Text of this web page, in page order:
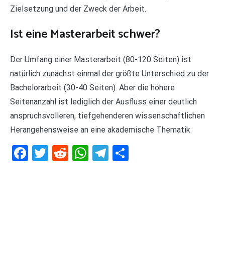
Zielsetzung und der Zweck der Arbeit.
Ist eine Masterarbeit schwer?
Der Umfang einer Masterarbeit (80-120 Seiten) ist
natürlich zunächst einmal der größte Unterschied zu der
Bachelorarbeit (30-40 Seiten). Aber die höhere
Seitenanzahl ist lediglich der Ausfluss einer deutlich
anspruchsvolleren, tiefgehenderen wissenschaftlichen
Herangehensweise an eine akademische Thematik.
Facebook
Twitter
RedditWhatsApp
Telegram